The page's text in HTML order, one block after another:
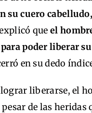
su cuero
queel
poder liberar su
en su dedo
lograr liberarse, el
pesar de las